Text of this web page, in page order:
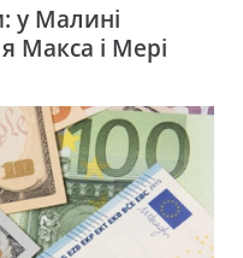
у Малині
Макса і Мері